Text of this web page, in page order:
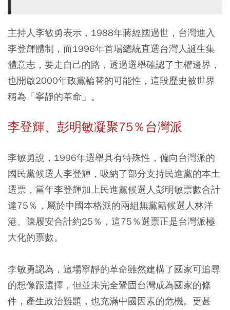
主持人李敏勇表示，1988年蔣經國過世，台灣進入
李登輝體制，而1996年首場總統直選台灣人誕生集
體意志，要走自己的路，透過選舉確認了主權邊界，
也開啟2000年政黨輪替的可能性，這段歷史被世界
稱為「寧靜的革命」。
李登輝、彭明敏凝聚75％台灣派
李敏勇說，1996年選舉具有特殊性，偏向台灣派的
國民黨候選人李登輝，吸納了部分支持民進黨的本土
選票，當年李登輝加上民進黨候選人彭明敏票數合計
達75％，屬於中國本格派的兩組無黨籍候選人林洋
港、陳履安合計約25％，這75％選票正是台灣派極
大化的票數。
李敏勇認為，這場寧靜的革命雖然建構了國家可追尋
的想像跟選擇，但並未完全鞏固台灣成為國家的條
件，產生政治難題，也充滿中國因素的危機。更甚